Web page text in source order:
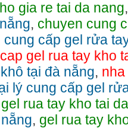
gia re tai da nang
, chuyen cung
cấp gel rửa
gel rua tay kho
tại đà nẵng,
lý cung cấp gel
rua tay kho tai
, gel rua tay